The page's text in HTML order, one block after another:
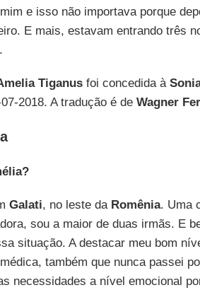
e isso não importava porque
E mais, estavam entrando três
Tiganusfoi concedida à
2018. A tradução é de Wagner
Galati, no leste da Romênia. Uma
sou a maior de duas irmãs. E
situação. A destacar meu bom
também que nunca passei
necessidades a nível emocional